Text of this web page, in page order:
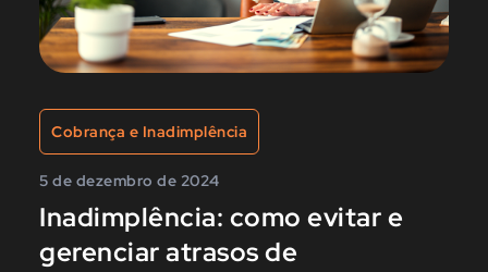
Cobrança e Inadimplência
5 de dezembro de 2024
Inadimplência: como evitar e
gerenciar atrasos de